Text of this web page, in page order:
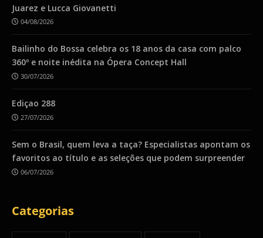
Juarez e Lucca Giovanetti
04/08/2026
Bailinho do Bossa celebra os 18 anos da casa com palco
360º e noite inédita na Ópera Concept Hall
30/07/2026
Ediçao 288
27/07/2026
Sem o Brasil, quem leva a taça? Especialistas apontam os
favoritos ao título e as seleções que podem surpreender
06/07/2026
Categorias